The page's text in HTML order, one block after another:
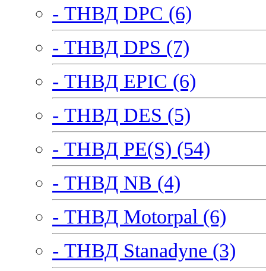
- ТНВД DPC (6)
- ТНВД DPS (7)
- ТНВД EPIC (6)
- ТНВД DES (5)
- ТНВД PE(S) (54)
- ТНВД NB (4)
- ТНВД Motorpal (6)
- ТНВД Stanadyne (3)